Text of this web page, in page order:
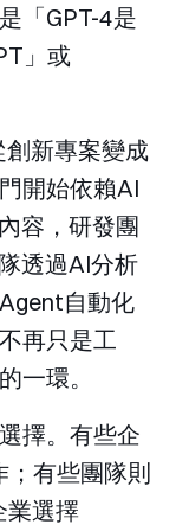
「GPT-4是
」或
新專案變成
開始依賴AI
容，研發團
透過AI分析
自動化
再只是工
一環。
擇。有些企
；有些團隊則
業選擇